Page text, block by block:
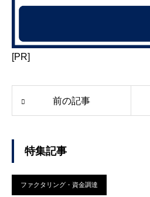
[PR]
前の記事
特集記事
ファクタリング・資金調達